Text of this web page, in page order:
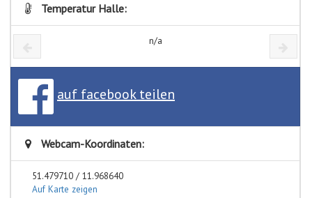
Temperatur Halle:
n/a
auf facebook teilen
Webcam-Koordinaten:
51.479710 / 11.968640
Auf Karte zeigen